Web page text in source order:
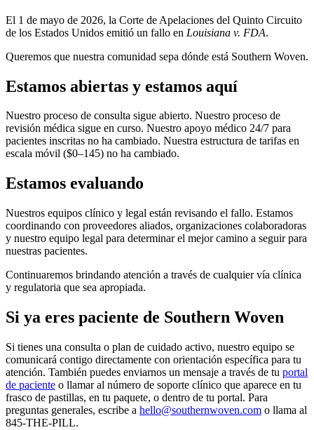
El 1 de mayo de 2026, la Corte de Apelaciones del Quinto Circuito
de los Estados Unidos emitió un fallo en Louisiana v. FDA.
Queremos que nuestra comunidad sepa dónde está Southern Woven.
Estamos abiertas y estamos aquí
Nuestro proceso de consulta sigue abierto. Nuestro proceso de
revisión médica sigue en curso. Nuestro apoyo médico 24/7 para
pacientes inscritas no ha cambiado. Nuestra estructura de tarifas en
escala móvil ($0–145) no ha cambiado.
Estamos evaluando
Nuestros equipos clínico y legal están revisando el fallo. Estamos
coordinando con proveedores aliados, organizaciones colaboradoras
y nuestro equipo legal para determinar el mejor camino a seguir para
nuestras pacientes.
Continuaremos brindando atención a través de cualquier vía clínica
y regulatoria que sea apropiada.
Si ya eres paciente de Southern Woven
Si tienes una consulta o plan de cuidado activo, nuestro equipo se
comunicará contigo directamente con orientación específica para tu
atención. También puedes enviarnos un mensaje a través de tu portal
de paciente o llamar al número de soporte clínico que aparece en tu
frasco de pastillas, en tu paquete, o dentro de tu portal. Para
preguntas generales, escribe a hello@southernwoven.com o llama al
845-THE-PILL.